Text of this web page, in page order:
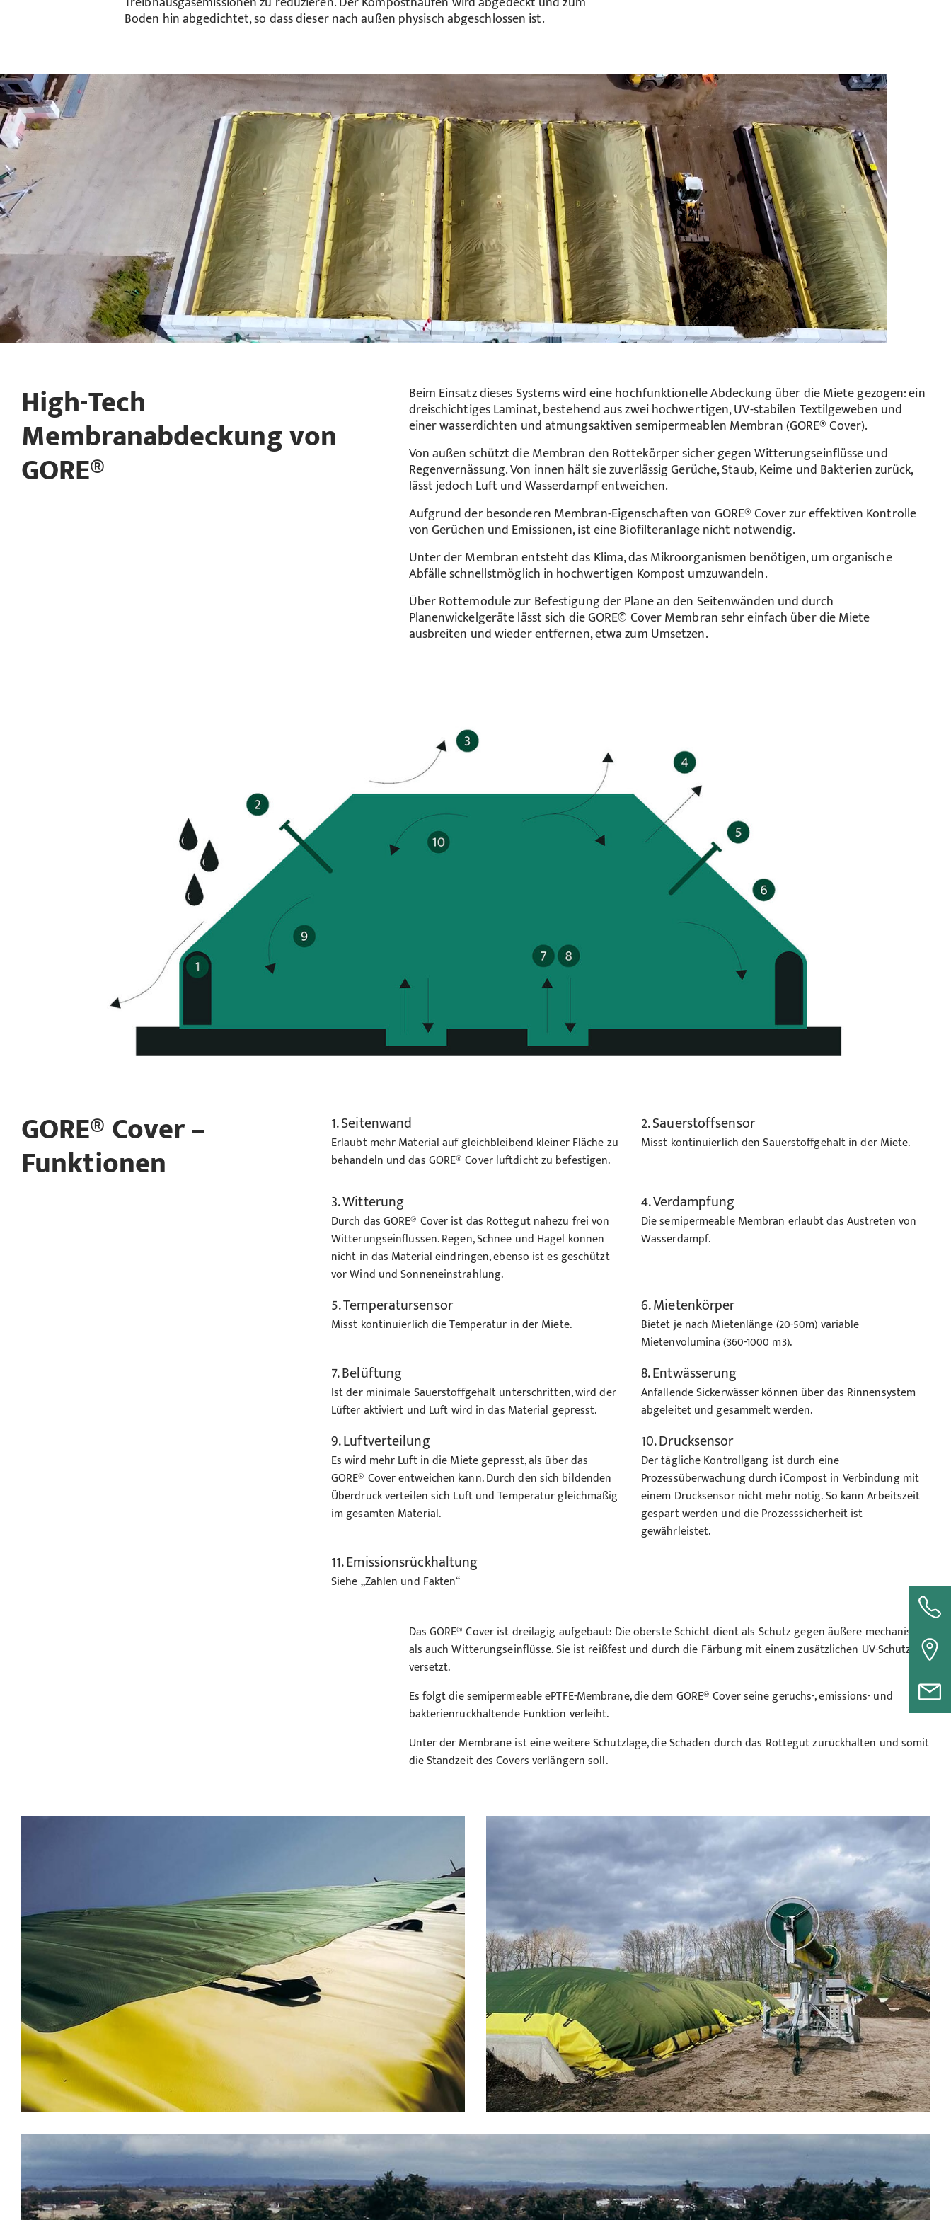
Boden hin abgedichtet, so dass dieser nach außen physisch abgeschlossen ist.
High-Tech
Membranabdeckung von
GORE®
Beim Einsatz dieses Systems wird eine hochfunktionelle Abdeckung über die Miete gezogen: ein
dreischichtiges Laminat, bestehend aus zwei hochwertigen, UV-stabilen Textilgeweben und
einer wasserdichten und atmungsaktiven semipermeablen Membran (GORE® Cover).
Von außen schützt die Membran den Rottekörper sicher gegen Witterungseinflüsse und
Regenvernässung. Von innen hält sie zuverlässig Gerüche, Staub, Keime und Bakterien zurück,
lässt jedoch Luft und Wasserdampf entweichen.
Aufgrund der besonderen Membran-Eigenschaften von GORE® Cover zur effektiven Kontrolle
von Gerüchen und Emissionen, ist eine Biofilteranlage nicht notwendig.
Unter der Membran entsteht das Klima, das Mikroorganismen benötigen, um organische
Abfälle schnellstmöglich in hochwertigen Kompost umzuwandeln.
Über Rottemodule zur Befestigung der Plane an den Seitenwänden und durch
Planenwickelgeräte lässt sich die GORE© Cover Membran sehr einfach über die Miete
ausbreiten und wieder entfernen, etwa zum Umsetzen.
GORE® Cover –
Funktionen
1. Seitenwand
Erlaubt mehr Material auf gleichbleibend kleiner Fläche zu
behandeln und das GORE® Cover luftdicht zu befestigen.
2. Sauerstoffsensor
Misst kontinuierlich den Sauerstoffgehalt in der Miete.
3. Witterung
Durch das GORE® Cover ist das Rottegut nahezu frei von
Witterungseinflüssen. Regen, Schnee und Hagel können
nicht in das Material eindringen, ebenso ist es geschützt
vor Wind und Sonneneinstrahlung.
4. Verdampfung
Die semipermeable Membran erlaubt das Austreten von
Wasserdampf.
5. Temperatursensor
Misst kontinuierlich die Temperatur in der Miete.
6. Mietenkörper
Bietet je nach Mietenlänge (20-50m) variable
Mietenvolumina (360-1000 m3).
7. Belüftung
Ist der minimale Sauerstoffgehalt unterschritten, wird der
Lüfter aktiviert und Luft wird in das Material gepresst.
8. Entwässerung
Anfallende Sickerwässer können über das Rinnensystem
abgeleitet und gesammelt werden.
9. Luftverteilung
Es wird mehr Luft in die Miete gepresst, als über das
GORE® Cover entweichen kann. Durch den sich bildenden
Überdruck verteilen sich Luft und Temperatur gleichmäßig
im gesamten Material.
10. Drucksensor
Der tägliche Kontrollgang ist durch eine
Prozessüberwachung durch iCompost in Verbindung mit
einem Drucksensor nicht mehr nötig. So kann Arbeitszeit
gespart werden und die Prozesssicherheit ist
gewährleistet.
11. Emissionsrückhaltung
Siehe „Zahlen und Fakten“
Das GORE® Cover ist dreilagig aufgebaut: Die oberste Schicht dient als Schutz gegen äußere mechanische
als auch Witterungseinflüsse. Sie ist reißfest und durch die Färbung mit einem zusätzlichen UV-Schutz
versetzt.
Es folgt die semipermeable ePTFE-Membrane, die dem GORE® Cover seine geruchs-, emissions- und
bakterienrückhaltende Funktion verleiht.
Unter der Membrane ist eine weitere Schutzlage, die Schäden durch das Rottegut zurückhalten und somit
die Standzeit des Covers verlängern soll.